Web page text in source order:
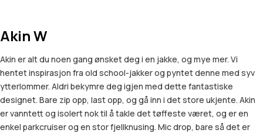
Akin W
Akin er alt du noen gang ønsket deg i en jakke, og mye mer. Vi
hentet inspirasjon fra old school-jakker og pyntet denne med syv
ytterlommer. Aldri bekymre deg igjen med dette fantastiske
designet. Bare zip opp, last opp, og gå inn i det store ukjente. Akin
er vanntett og isolert nok til å takle det tøffeste været, og er en
enkel parkcruiser og en stor fjellknusing. Mic drop, bare så det er